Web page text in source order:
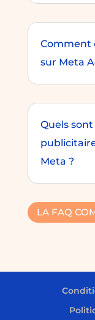
Comment
sur Meta
Quels
Meta ?
LA FAQ